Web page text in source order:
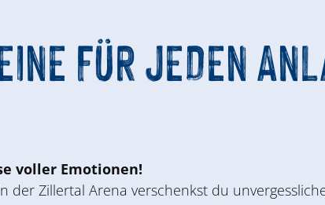
FÜR JEDEN